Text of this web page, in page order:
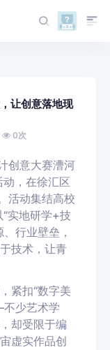
让创意落地现
0次
创意大赛漕河
，在徐汇区
活动集结高校
实地研学+技
行业壁垒，
技术，让青
紧扣“数字美
少艺术学
却受限于编
虚实作品创